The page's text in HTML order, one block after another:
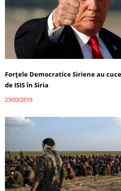
Forţele Democratice Siriene au
de ISIS în Siria
23/03/2019